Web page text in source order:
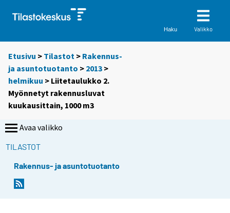
Haku Valikko
Etusivu > Tilastot > Rakennus-
ja asuntotuotanto > 2013 >
helmikuu > Liitetaulukko 2.
Myönnetyt rakennusluvat
kuukausittain, 1000 m3
Avaa valikko
TILASTOT
Rakennus- ja asuntotuotanto